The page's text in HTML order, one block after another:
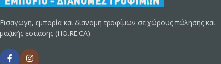
Εισαγωγή, εμπορία και διανομή τροφίμων σε χώρους πώλησης και
μαζικής εστίασης (HO.RE.CA).